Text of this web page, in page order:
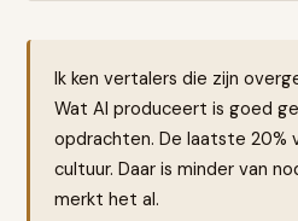
Ik ken vertalers die zijn
Wat AI produceert is goed
opdrachten. De laatste 20%
cultuur. Daar is minder van
merkt het al.